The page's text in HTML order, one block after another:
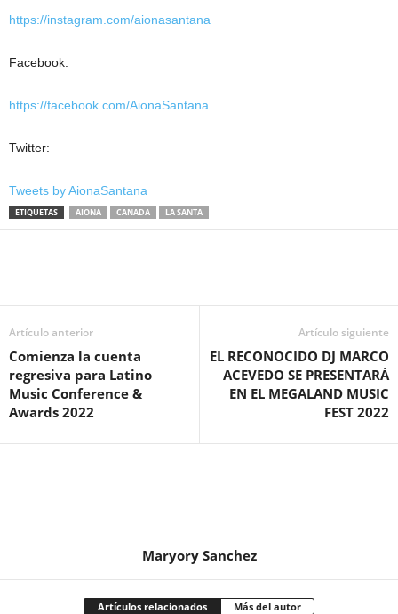
https://instagram.com/aionasantana
Facebook:
https://facebook.com/AionaSantana
Twitter:
Tweets by AionaSantana
ETIQUETAS AIONA CANADA LA SANTA
Artículo anterior
Comienza la cuenta
regresiva para Latino
Music Conference &
Awards 2022
Artículo siguiente
EL RECONOCIDO DJ MARCO
ACEVEDO SE PRESENTARÁ
EN EL MEGALAND MUSIC
FEST 2022
Maryory Sanchez
Artículos relacionados Más del autor